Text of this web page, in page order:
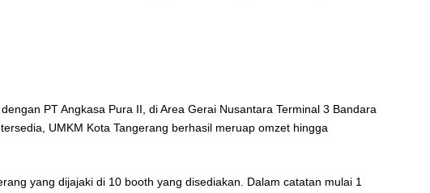
PT Angkasa Pura II, di Area Gerai Nusantara Terminal 3 Bandara
UMKM Kota Tangerang berhasil meruap omzet hingga
yang dijajaki di 10 booth yang disediakan. Dalam catatan mulai 1